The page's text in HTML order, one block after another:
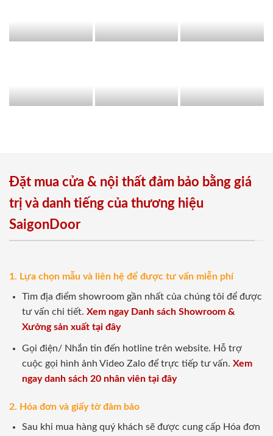
Đặt mua cửa & nội thất đảm bảo bằng giá
trị và danh tiếng của thương hiệu
SaigonDoor
1. Lựa chọn mẫu và liên hệ để được tư vấn miễn phí
Tìm địa điểm showroom gần nhất của chúng tôi để được
tư vấn chi tiết. Xem ngay Danh sách Showroom &
Xưởng sản xuất tại đây
Gọi điện/ Nhắn tin đến hotline trên website. Hỗ trợ
cuộc gọi hình ảnh Video Zalo để trực tiếp tư vấn. Xem
ngay danh sách 20 nhân viên tại đây
2. Hóa đơn và giấy tờ đảm bảo
Sau khi mua hàng quý khách sẽ được cung cấp Hóa đơn